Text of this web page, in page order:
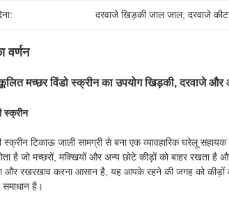
दरवाजे खिड़की जाल जाल, दरवाजे
वर्णन
मच्छर विंडो स्क्रीन का उपयोग खिड़की, दरवाजे और
स्क्रीन
स्क्रीन टिकाऊ जाली सामग्री से बना एक व्यावहारिक घरेलू
है जो मच्छरों, मक्खियों और अन्य छोटे कीड़ों को बाहर रखता
और रखरखाव करना आसान है, यह आपके रहने की जगह को
समाधान है।